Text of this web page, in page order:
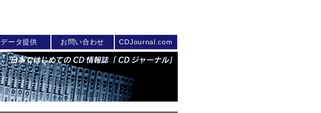
データ提供 お問い合わせ CDJournal.com